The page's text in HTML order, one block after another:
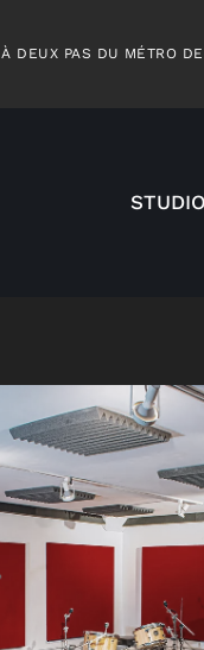
À DEUX PAS DU MÉTRO